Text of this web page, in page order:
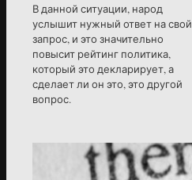
В данной ситуации, народ
услышит нужный ответ на свой
запрос, и это значительно
повысит рейтинг политика,
который это декларирует, а
сделает ли он это, это другой
вопрос.